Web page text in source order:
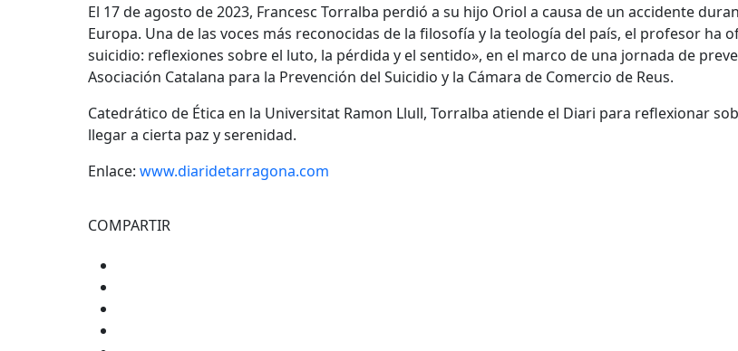
El 17 de agosto de 2023, Francesc Torralba perdió a su hijo Oriol a causa de un accidente
Europa. Una de las voces más reconocidas de la filosofía y la teología del país, el profesor ha
suicidio: reflexiones sobre el luto, la pérdida y el sentido», en el marco de una jornada de
Asociación Catalana para la Prevención del Suicidio y la Cámara de Comercio de Reus.
Catedrático de Ética en la Universitat Ramon Llull, Torralba atiende el Diari para reflexionar
llegar a cierta paz y serenidad.
Enlace: www.diaridetarragona.com
COMPARTIR